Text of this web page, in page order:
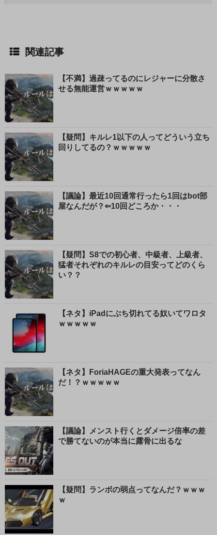
関連記事
【不満】過疎ってるのにレジャーに分散さ
せる無能運営ｗｗｗｗｗ
【疑問】キルレ1以下の人ってどういう立ち
回りしてるの？ｗｗｗｗｗ
【議論】最近10回通常行ったら1回はbot部
屋なんだが？⇐10回どころか・・・
【疑問】S8での初心者、中級者、上級者、
猛者それぞれのキルレの目安ってどのくら
い？？
【ネタ】iPadにぶち切れてる奴いてワロタ
ｗｗｗｗｗ
【ネタ】ForiaHAGEの重大発表ってなん
だ！？ｗｗｗｗｗ
【議論】メンスト行くとダメージ倍率の差
で勝てないのが本当に露骨に出るな
【疑問】ランボの弱点ってなんだ？ｗｗｗ
ｗ